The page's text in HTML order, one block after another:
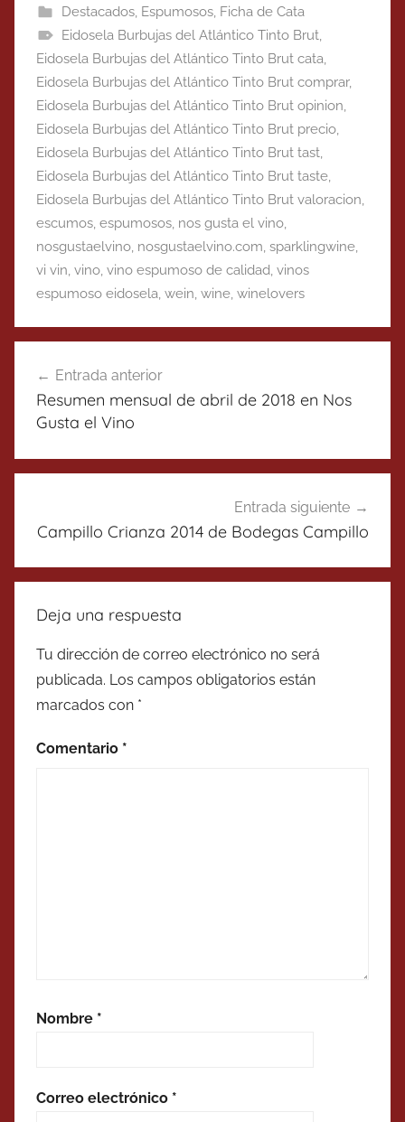
Destacados, Espumosos, Ficha de Cata
Eidosela Burbujas del Atlántico Tinto Brut,
Eidosela Burbujas del Atlántico Tinto Brut cata,
Eidosela Burbujas del Atlántico Tinto Brut comprar,
Eidosela Burbujas del Atlántico Tinto Brut opinion,
Eidosela Burbujas del Atlántico Tinto Brut precio,
Eidosela Burbujas del Atlántico Tinto Brut tast,
Eidosela Burbujas del Atlántico Tinto Brut taste,
Eidosela Burbujas del Atlántico Tinto Brut valoracion,
escumos, espumosos, nos gusta el vino,
nosgustaelvino, nosgustaelvino.com, sparklingwine,
vi vin, vino, vino espumoso de calidad, vinos
espumoso eidosela, wein, wine, winelovers
de
entradas
Entrada anterior
Resumen mensual de abril de 2018 en Nos
Gusta el Vino
Entrada siguiente
Campillo Crianza 2014 de Bodegas Campillo
Deja una respuesta
Tu dirección de correo electrónico no será
publicada. Los campos obligatorios están
marcados con *
Comentario *
Nombre *
Correo electrónico *